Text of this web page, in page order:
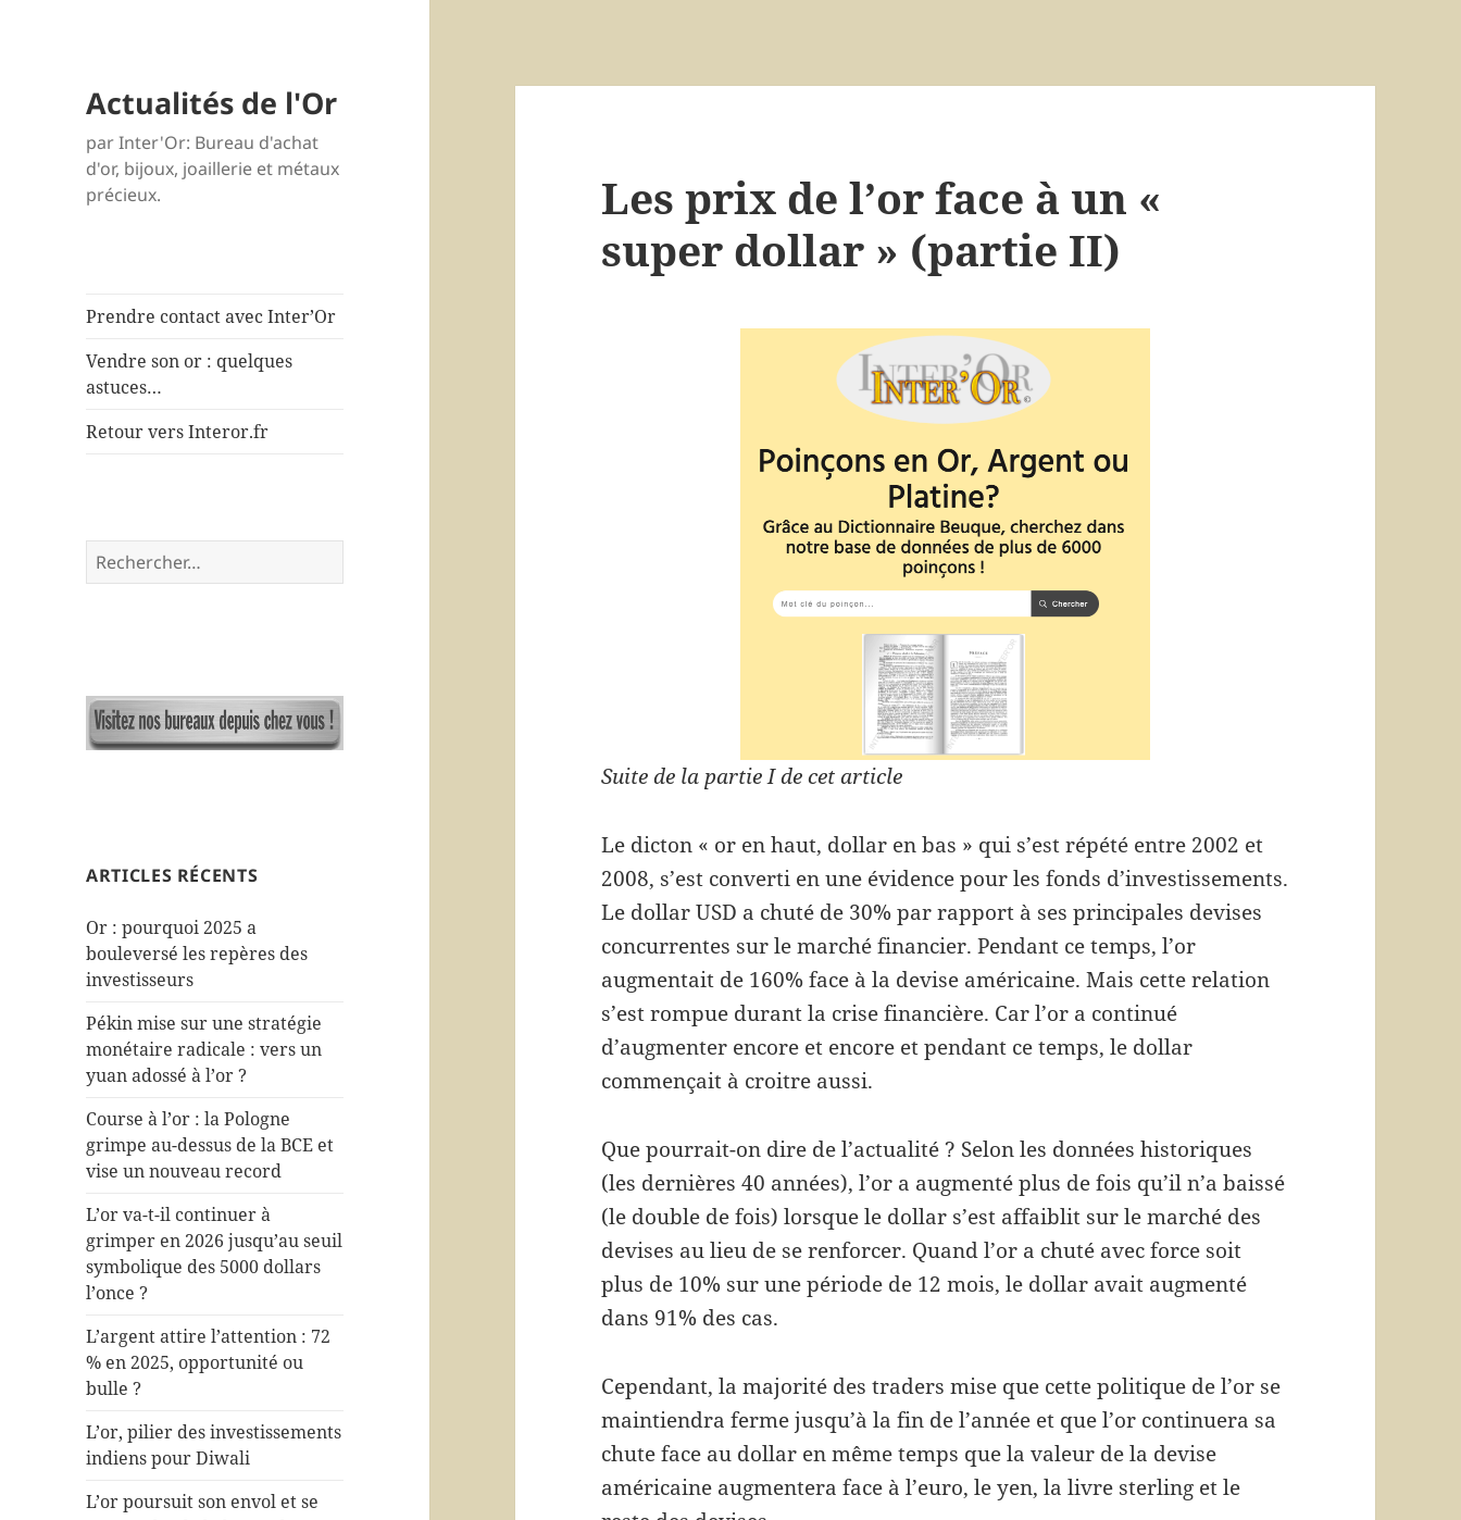
Actualités de l'Or
par Inter'Or: Bureau d'achat
d'or, bijoux, joaillerie et métaux
précieux.
Prendre contact avec Inter’Or
Vendre son or : quelques
astuces…
Retour vers Interor.fr
R
e
c
h
ARTICLES RÉCENTS
Or : pourquoi 2025 a
bouleversé les repères des
investisseurs
Pékin mise sur une stratégie
monétaire radicale : vers un
yuan adossé à l’or ?
Course à l’or : la Pologne
grimpe au-dessus de la BCE et
vise un nouveau record
L’or va-t-il continuer à
grimper en 2026 jusqu’au seuil
symbolique des 5000 dollars
l’once ?
L’argent attire l’attention : 72
% en 2025, opportunité ou
bulle ?
L’or, pilier des investissements
indiens pour Diwali
L’or poursuit son envol et se
Les prix de l’or face à un «
super dollar » (partie II)
Suite de la partie I de cet article
Le dicton « or en haut, dollar en bas » qui s’est répété entre 2002 et
2008, s’est converti en une évidence pour les fonds d’investissements.
Le dollar USD a chuté de 30% par rapport à ses principales devises
concurrentes sur le marché financier. Pendant ce temps, l’or
augmentait de 160% face à la devise américaine. Mais cette relation
s’est rompue durant la crise financière. Car l’or a continué
d’augmenter encore et encore et pendant ce temps, le dollar
commençait à croitre aussi.
Que pourrait-on dire de l’actualité ? Selon les données historiques
(les dernières 40 années), l’or a augmenté plus de fois qu’il n’a baissé
(le double de fois) lorsque le dollar s’est affaiblit sur le marché des
devises au lieu de se renforcer. Quand l’or a chuté avec force soit
plus de 10% sur une période de 12 mois, le dollar avait augmenté
dans 91% des cas.
Cependant, la majorité des traders mise que cette politique de l’or se
maintiendra ferme jusqu’à la fin de l’année et que l’or continuera sa
chute face au dollar en même temps que la valeur de la devise
américaine augmentera face à l’euro, le yen, la livre sterling et le